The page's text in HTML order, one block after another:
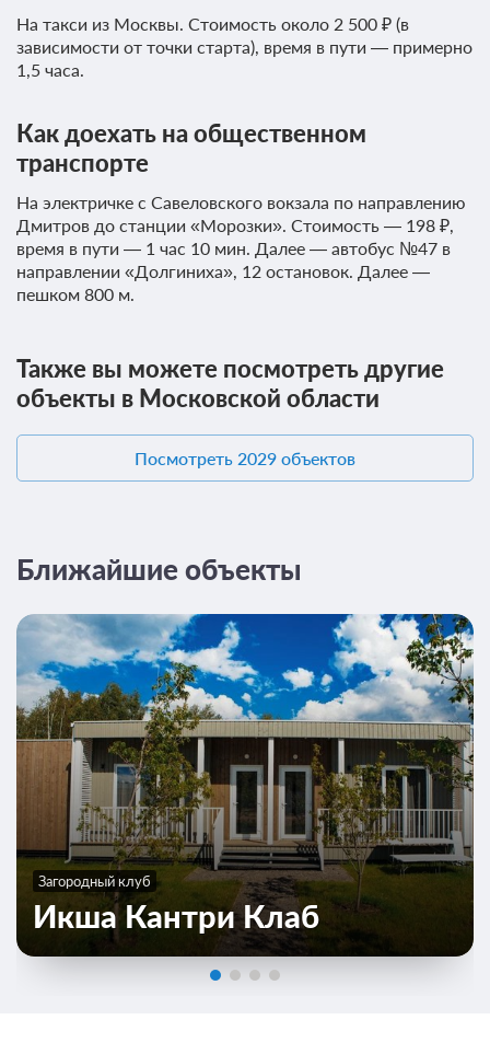
На такси из Москвы. Стоимость около 2 500 ₽ (в
зависимости от точки старта), время в пути — примерно
1,5 часа.
Как доехать на общественном
транспорте
На электричке с Савеловского вокзала по направлению
Дмитров до станции «Морозки». Стоимость — 198 ₽,
время в пути — 1 час 10 мин. Далее — автобус №47 в
направлении «Долгиниха», 12 остановок. Далее —
пешком 800 м.
Также вы можете посмотреть другие
объекты в Московской области
Посмотреть 2029 объектов
Ближайшие объекты
Загородный клуб
Икша Кантри Клаб